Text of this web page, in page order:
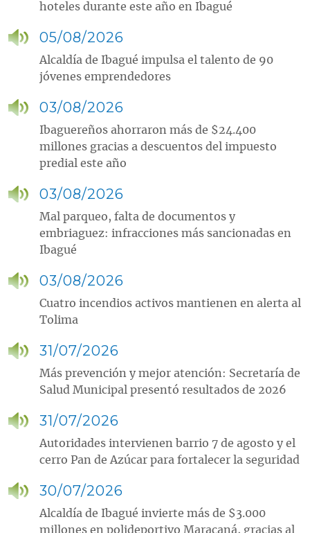
hoteles durante este año en Ibagué
05/08/2026
Alcaldía de Ibagué impulsa el talento de 90
jóvenes emprendedores
03/08/2026
Ibaguereños ahorraron más de $24.400
millones gracias a descuentos del impuesto
predial este año
03/08/2026
Mal parqueo, falta de documentos y
embriaguez: infracciones más sancionadas en
Ibagué
03/08/2026
Cuatro incendios activos mantienen en alerta al
Tolima
31/07/2026
Más prevención y mejor atención: Secretaría de
Salud Municipal presentó resultados de 2026
31/07/2026
Autoridades intervienen barrio 7 de agosto y el
cerro Pan de Azúcar para fortalecer la seguridad
30/07/2026
Alcaldía de Ibagué invierte más de $3.000
millones en polideportivo Maracaná, gracias al